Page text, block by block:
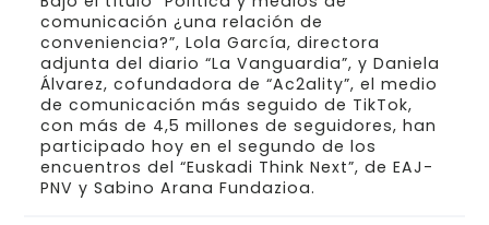
comunicación ¿una relación de
conveniencia?”, Lola García, directora
adjunta del diario “La Vanguardia”, y Daniela
Álvarez, cofundadora de “Ac2ality”, el medio
de comunicación más seguido de TikTok,
con más de 4,5 millones de seguidores, han
participado hoy en el segundo de los
encuentros del “Euskadi Think Next”, de EAJ-
PNV y Sabino Arana Fundazioa.